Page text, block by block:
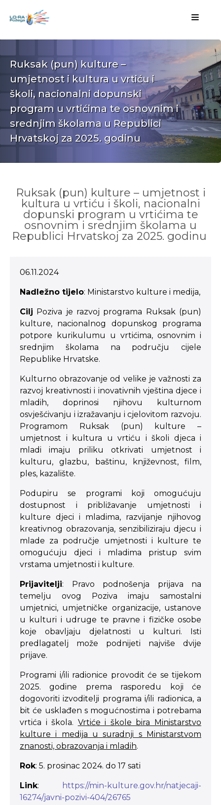
Ruksak (pun) kulture –
umjetnost i kultura u vrtiću i
školi, nacionalni dopunski
program u vrtićima te osnovnim i
srednjim školama u Republici
Hrvatskoj za 2025. godinu
Ruksak (pun) kulture – umjetnost i
kultura u vrtiću i školi, nacionalni
dopunski program u vrtićima te
osnovnim i srednjim školama u
Republici Hrvatskoj za 2025. godinu
06.11.2024
Nadležno tijelo: Ministarstvo kulture i medija,
Cilj Poziva je razvoj programa Ruksak (pun)
kulture, nacionalnog dopunskog programa
potpore kurikulumu u vrtićima, osnovnim i
srednjim školama na području cijele
Republike Hrvatske.
Kulturno obrazovanje od velike je važnosti za
razvoj kreativnosti i inovativnih vještina djece i
mladih, doprinosi njihovu kulturnom
osvješćivanju i izražavanju i cjelovitom razvoju.
Programom Ruksak (pun) kulture –
umjetnost i kultura u vrtiću i školi djeca i
mladi imaju priliku otkrivati umjetnost i
kulturu, glazbu, baštinu, književnost, film,
ples, kazalište.
Podupiru se programi koji omogućuju
dostupnost i približavanje umjetnosti i
kulture djeci i mladima, razvijanje njihovog
kreativnog obrazovanja, senzibiliziraju djecu i
mlade za područje umjetnosti i kulture te
omogućuju djeci i mladima pristup svim
vrstama umjetnosti i kulture.
Prijavitelji: Pravo podnošenja prijava na
temelju ovog Poziva imaju samostalni
umjetnici, umjetničke organizacije, ustanove
u kulturi i udruge te pravne i fizičke osobe
koje obavljaju djelatnosti u kulturi. Isti
predlagatelj može podnijeti najviše dvije
prijave.
Programi i/ili radionice provodit će se tijekom
2025. godine prema rasporedu koji će
dogovoriti izvoditelji programa i/ili radionica, a
bit će usklađen s mogućnostima i potrebama
vrtića i škola. Vrtiće i škole bira Ministarstvo
kulture i medija u suradnji s Ministarstvom
znanosti, obrazovanja i mladih.
Rok: 5. prosinac 2024. do 17 sati
Link:
https://min-kulture.gov.hr/natjecaji-
16274/javni-pozivi-404/26765